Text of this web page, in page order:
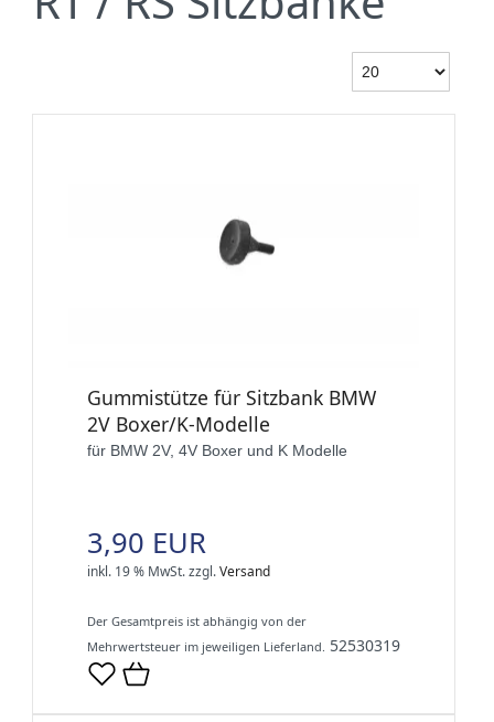
Gummistütze für Sitzbank BMW
2V Boxer/K-Modelle
für BMW 2V, 4V Boxer und K Modelle
3,90 EUR
inkl. 19 % MwSt.zzgl.Versand
Der Gesamtpreis ist abhängig von der
Mehrwertsteuer im jeweiligen Lieferland. 52530319